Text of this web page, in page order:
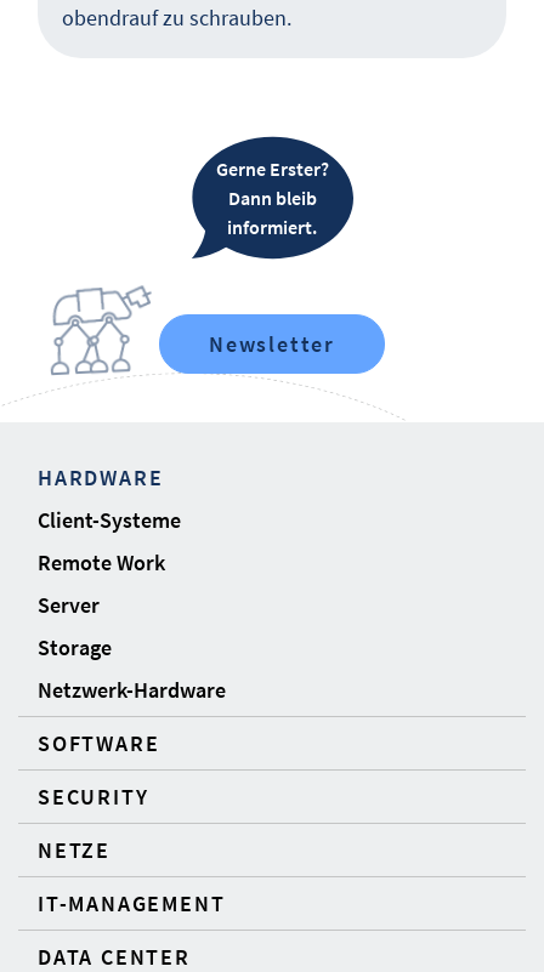
obendrauf zu schrauben.
Gerne Erster?
Dann bleib
informiert.
Newsletter
HARDWARE
Client-Systeme
Remote Work
Server
Storage
Netzwerk-Hardware
SOFTWARE
SECURITY
NETZE
IT-MANAGEMENT
DATA CENTER